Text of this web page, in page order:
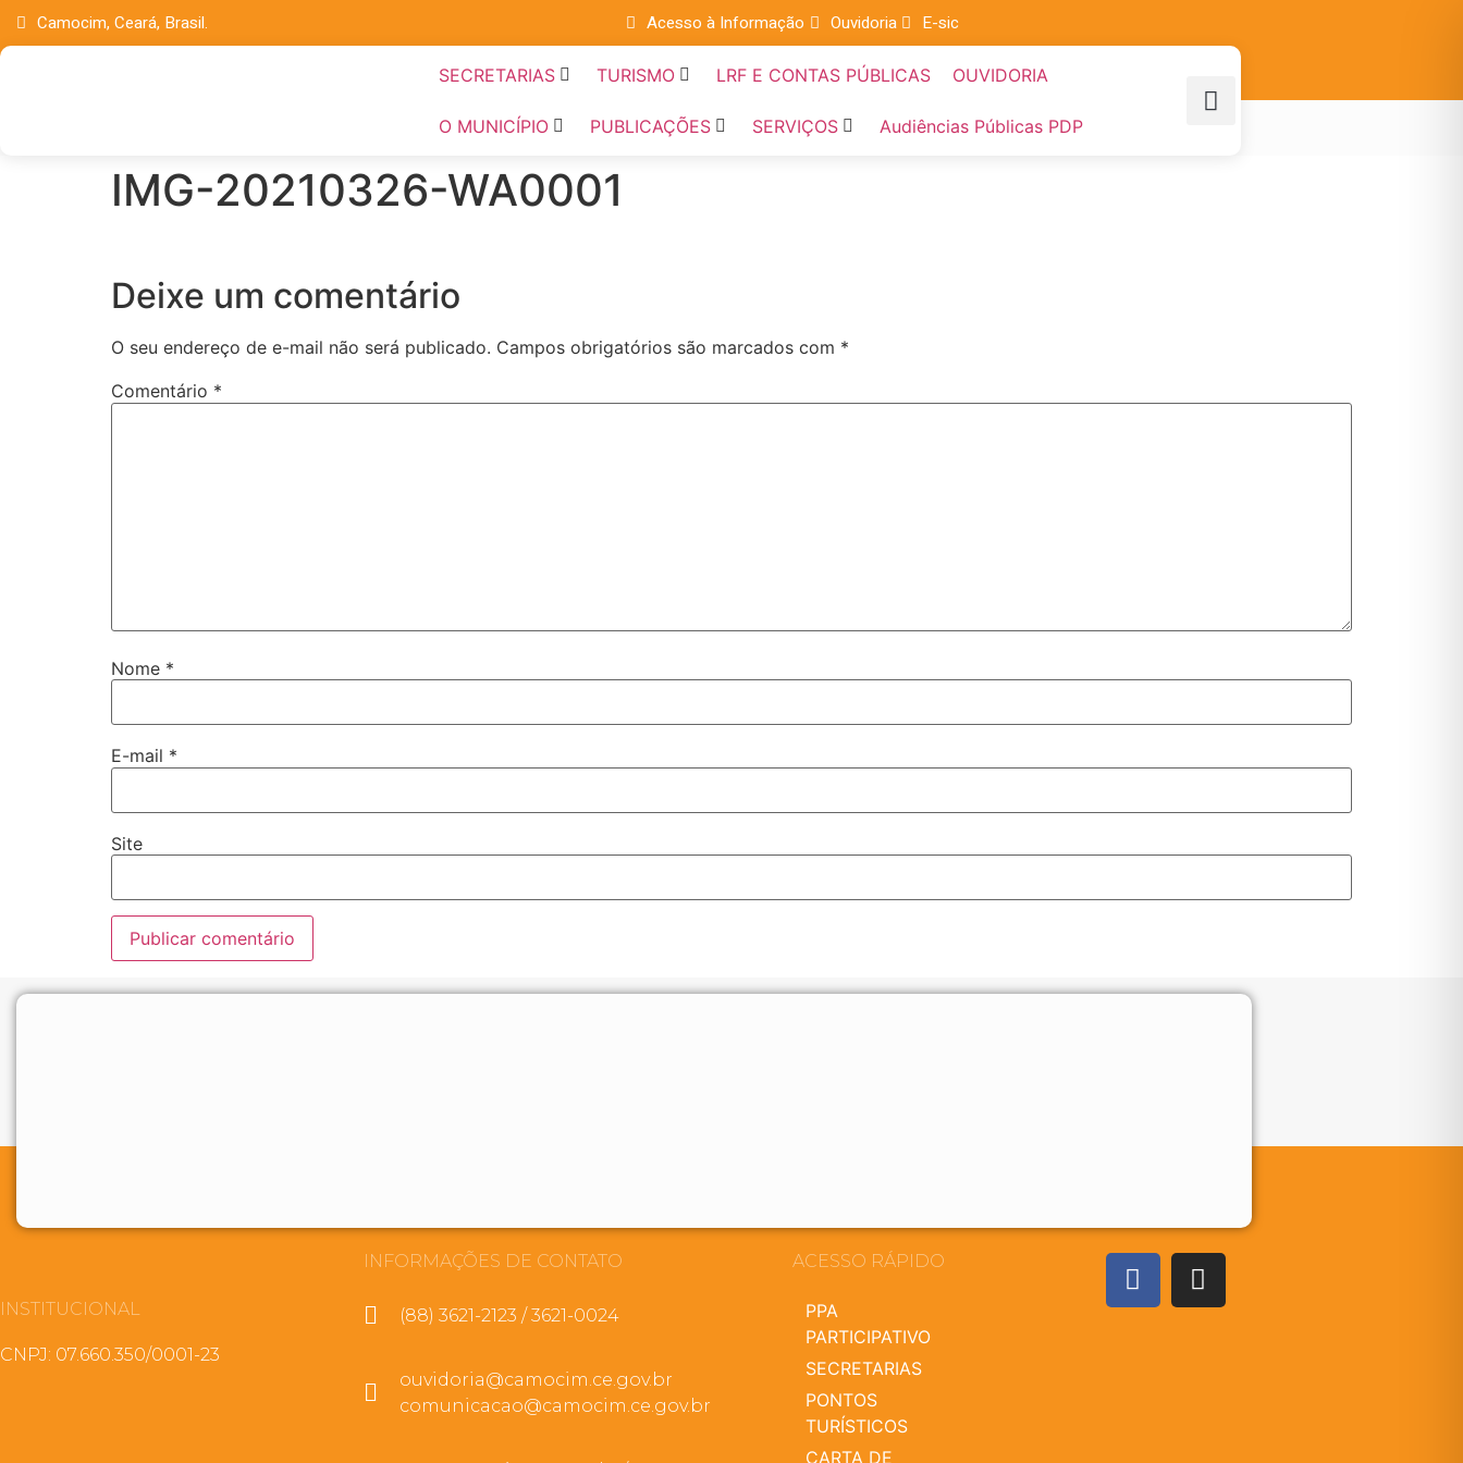
Camocim, Ceará, Brasil. Acesso à Informação Ouvidoria E-sic
SECRETARIAS TURISMO LRF E CONTAS PÚBLICAS OUVIDORIA
O MUNICÍPIO PUBLICAÇÕES SERVIÇOS Audiências Públicas PDP
IMG-20210326-WA0001
Deixe um comentário
O seu endereço de e-mail não será publicado. Campos obrigatórios são marcados com *
Comentário *
Nome *
E-mail *
Site
INSTITUCIONAL
CNPJ: 07.660.350/0001-23
INFORMAÇÕES DE CONTATO
(88) 3621-2123 / 3621-0024
ouvidoria@camocim.ce.gov.br
comunicacao@camocim.ce.gov.br
ACESSO RÁPIDO
PPA
PARTICIPATIVO
SECRETARIAS
PONTOS
TURÍSTICOS
CARTA DE